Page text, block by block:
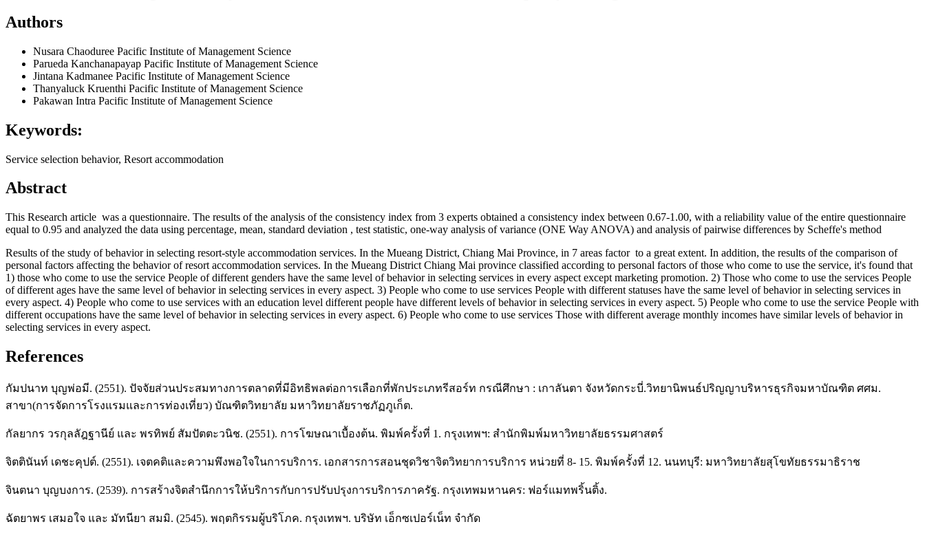
Authors
Nusara Chaoduree Pacific Institute of Management Science
Parueda Kanchanapayap Pacific Institute of Management Science
Jintana Kadmanee Pacific Institute of Management Science
Thanyaluck Kruenthi Pacific Institute of Management Science
Pakawan Intra Pacific Institute of Management Science
Keywords:
Service selection behavior, Resort accommodation
Abstract
This Research article was a questionnaire. The results of the analysis of the consistency index from 3 experts obtained a consistency index between 0.67-1.00, with a reliability value of the entire questionnaire
equal to 0.95 and analyzed the data using percentage, mean, standard deviation , test statistic, one-way analysis of variance (ONE Way ANOVA) and analysis of pairwise differences by Scheffe's method
Results of the study of behavior in selecting resort-style accommodation services. In the Mueang District, Chiang Mai Province, in 7 areas factor to a great extent. In addition, the results of the comparison of
personal factors affecting the behavior of resort accommodation services. In the Mueang District Chiang Mai province classified according to personal factors of those who come to use the service, it's found that
1) those who come to use the service People of different genders have the same level of behavior in selecting services in every aspect except marketing promotion. 2) Those who come to use the services People
of different ages have the same level of behavior in selecting services in every aspect. 3) People who come to use services People with different statuses have the same level of behavior in selecting services in
every aspect. 4) People who come to use services with an education level different people have different levels of behavior in selecting services in every aspect. 5) People who come to use the service People with
different occupations have the same level of behavior in selecting services in every aspect. 6) People who come to use services Those with different average monthly incomes have similar levels of behavior in
selecting services in every aspect.
References
กัมปนาท บุญพ่อมี. (2551). ปัจจัยส่วนประสมทางการตลาดที่มีอิทธิพลต่อการเลือกที่พักประเภทรีสอร์ท กรณีศึกษา : เกาลันตา จังหวัดกระบี่.วิทยานิพนธ์ปริญญาบริหารธุรกิจมหาบัณฑิต ศศม.
สาขา(การจัดการโรงแรมและการท่องเที่ยว) บัณฑิตวิทยาลัย มหาวิทยาลัยราชภัฏภูเก็ต.
กัลยากร วรกุลลัฎฐานีย์ และ พรทิพย์ สัมปัตตะวนิช. (2551). การโฆษณาเบื้องต้น. พิมพ์ครั้งที่ 1. กรุงเทพฯ: สำนักพิมพ์มหาวิทยาลัยธรรมศาสตร์
จิตตินันท์ เดชะคุปต์. (2551). เจตคติและความพึงพอใจในการบริการ. เอกสารการสอนชุดวิชาจิตวิทยาการบริการ หน่วยที่ 8- 15. พิมพ์ครั้งที่ 12. นนทบุรี: มหาวิทยาลัยสุโขทัยธรรมาธิราช
จินตนา บุญบงการ. (2539). การสร้างจิตสำนึกการให้บริการกับการปรับปรุงการบริการภาครัฐ. กรุงเทพมหานคร: ฟอร์แมทพริ้นติ้ง.
ฉัตยาพร เสมอใจ และ มัทนียา สมมิ. (2545). พฤตกิรรมผู้บริโภค. กรุงเทพฯ. บริษัท เอ็กซเปอร์เน็ท จำกัด